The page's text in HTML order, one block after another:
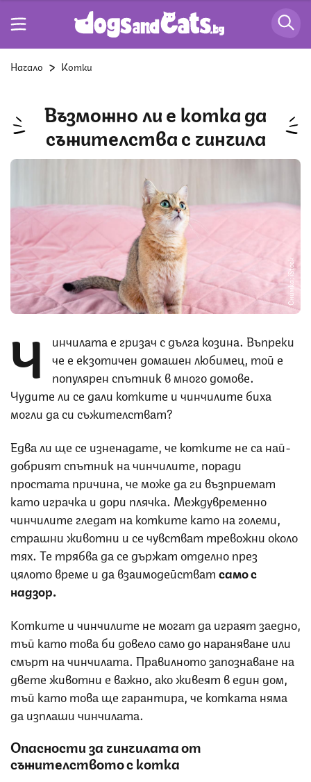
Начало Котки
Възможно ли е котка да
съжителства с чинчила
Снимка: iStock
Ч
инчилата е гризач с дълга козина. Въпреки
че е екзотичен домашен любимец, той е
популярен спътник в много домове.
Чудите ли се дали котките и чинчилите биха
могли да си съжителстват?
Едва ли ще се изненадате, че котките не са най-
добрият спътник на чинчилите, поради
простата причина, че може да ги възприемат
като играчка и дори плячка. Междувременно
чинчилите гледат на котките като на големи,
страшни животни и се чувстват тревожни около
тях. Те трябва да се държат отделно през
цялото време и да взаимодействатсамо с
надзор.
Котките и чинчилите не могат да играят заедно,
тъй като това би довело само до нараняване или
смърт на чинчилата. Правилното запознаване на
двете животни е важно, ако живеят в един дом,
тъй като това ще гарантира, че котката няма
да изплаши чинчилата.
Опасности за чинчилата от
съжителството с котка